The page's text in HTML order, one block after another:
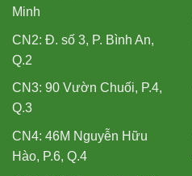
Minh
CN2: Đ. số 3, P. Bình An,
Q.2
CN3: 90 Vườn Chuối, P.4,
Q.3
CN4: 46M Nguyễn Hữu
Hào, P.6, Q.4